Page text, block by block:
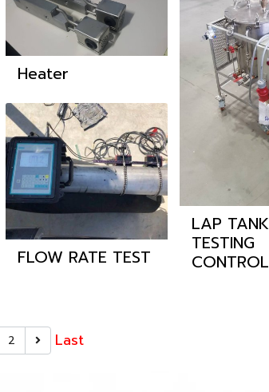
LAP TANK
TESTING
CONTROL
Heater
FLOW RATE TEST
2 Last